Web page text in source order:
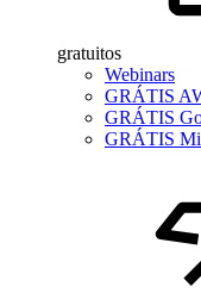
gratuitos
Webinars
GRÁTIS
GRÁTIS
GRÁTIS